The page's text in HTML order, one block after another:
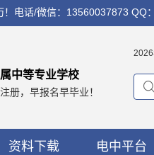
电话/微信：13560037873 QQ
中等专业学校
册，早报名早毕业！
资料下载 电中平台